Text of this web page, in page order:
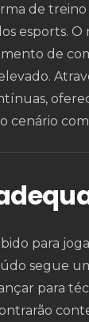
de
esports. O
de
cenário
para
segue
para